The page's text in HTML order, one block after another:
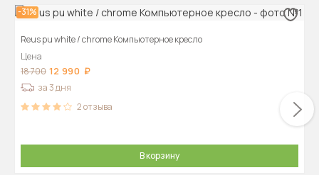
-31%
Reus pu white / chrome Компьютерное кресло
Цена
18 700 12 990
за 3 дня
2отзыва
В корзину